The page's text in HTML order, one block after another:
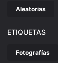
Aleatorias
ETIQUETAS
Fotografías